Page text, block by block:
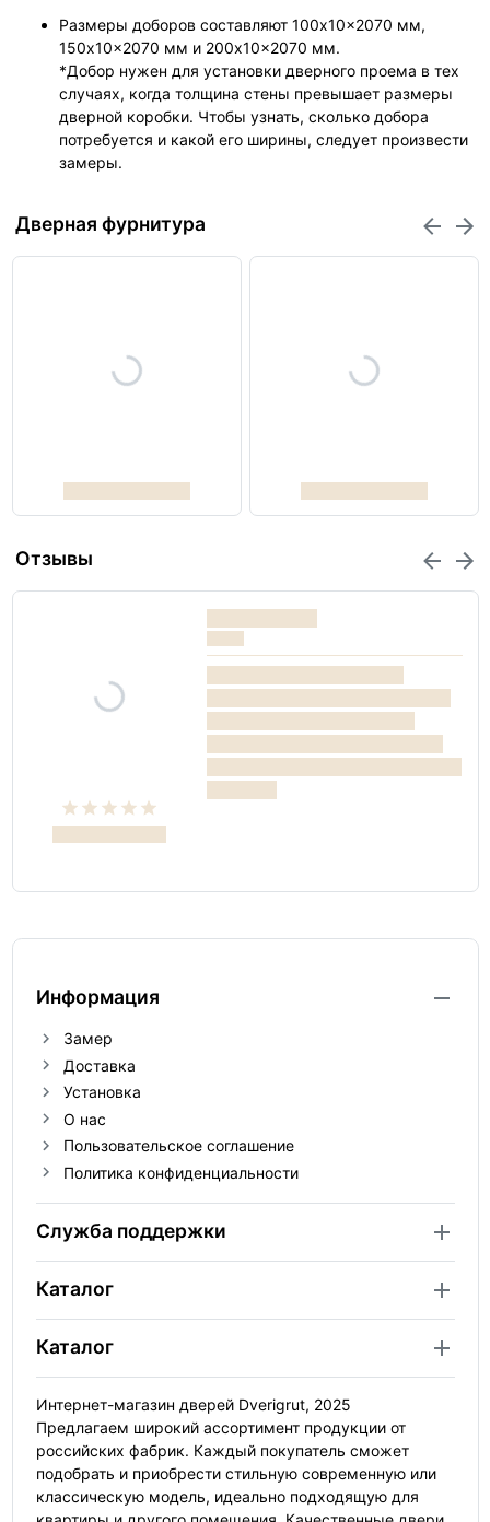
Размеры доборов составляют 100x10x2070 мм,
150x10x2070 мм и 200x10x2070 мм.
*Добор нужен для установки дверного проема в тех
случаях, когда толщина стены превышает размеры
дверной коробки. Чтобы узнать, сколько добора
потребуется и какой его ширины, следует произвести
замеры.
Дверная фурнитура
Отзывы
Информация
Замер
Доставка
Установка
О нас
Пользовательское соглашение
Политика конфиденциальности
Служба поддержки
Каталог
Каталог
Интернет-магазин дверей Dverigrut, 2025
Предлагаем широкий ассортимент продукции от
российских фабрик. Каждый покупатель сможет
подобрать и приобрести стильную современную или
классическую модель, идеально подходящую для